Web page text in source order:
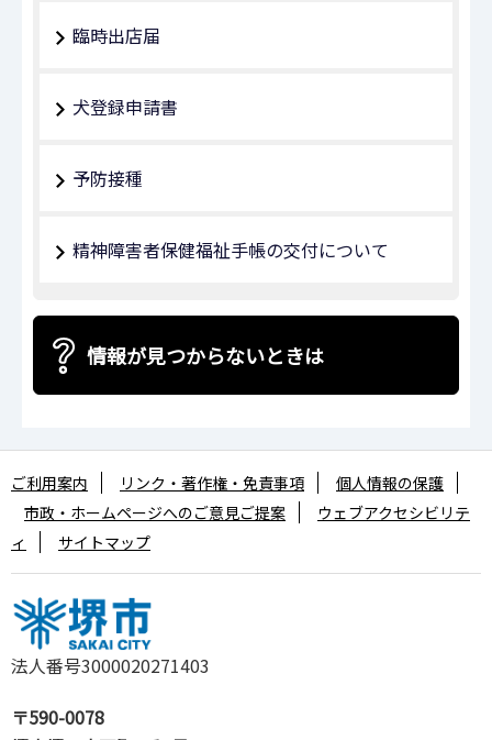
臨時出店届
犬登録申請書
予防接種
精神障害者保健福祉手帳の交付について
情報が見つからないときは
法人番号3000020271403
〒590-0078
ご利用案内 リンク・著作権・免責事項
個人情報の保護
市政・ホームページへのご意見ご提案
ウェブアクセシビリテ
ィ
サイトマップ